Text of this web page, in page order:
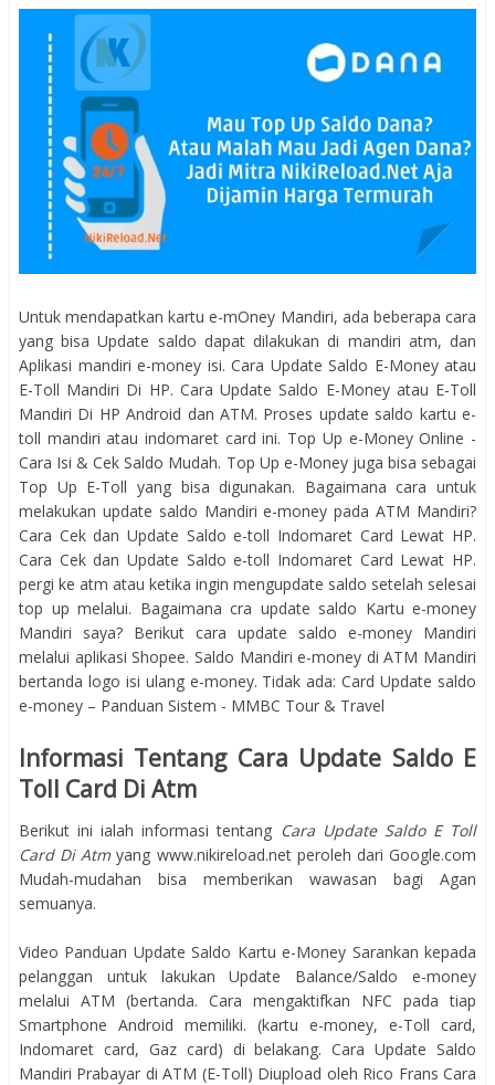
Untuk mendapatkan kartu e-mOney Mandiri, ada beberapa cara
yang bisa Update saldo dapat dilakukan di mandiri atm, dan
Aplikasi mandiri e-money isi. Cara Update Saldo E-Money atau
E-Toll Mandiri Di HP. Cara Update Saldo E-Money atau E-Toll
Mandiri Di HP Android dan ATM. Proses update saldo kartu e-
toll mandiri atau indomaret card ini. Top Up e-Money Online -
Cara Isi & Cek Saldo Mudah. Top Up e-Money juga bisa sebagai
Top Up E-Toll yang bisa digunakan. Bagaimana cara untuk
melakukan update saldo Mandiri e-money pada ATM Mandiri?
Cara Cek dan Update Saldo e-toll Indomaret Card Lewat HP.
Cara Cek dan Update Saldo e-toll Indomaret Card Lewat HP.
pergi ke atm atau ketika ingin mengupdate saldo setelah selesai
top up melalui. Bagaimana cra update saldo Kartu e-money
Mandiri saya? Berikut cara update saldo e-money Mandiri
melalui aplikasi Shopee. Saldo Mandiri e-money di ATM Mandiri
bertanda logo isi ulang e-money. Tidak ada: Card Update saldo
e-money – Panduan Sistem - MMBC Tour & Travel
Informasi Tentang Cara Update Saldo E
Toll Card Di Atm
Berikut ini ialah informasi tentang Cara Update Saldo E Toll
Card Di Atmyang www.nikireload.net peroleh dari Google.com
Mudah-mudahan bisa memberikan wawasan bagi Agan
semuanya.
Video Panduan Update Saldo Kartu e-Money Sarankan kepada
pelanggan untuk lakukan Update Balance/Saldo e-money
melalui ATM (bertanda. Cara mengaktifkan NFC pada tiap
Smartphone Android memiliki. (kartu e-money, e-Toll card,
Indomaret card, Gaz card) di belakang. Cara Update Saldo
Mandiri Prabayar di ATM (E-Toll) Diupload oleh Rico Frans Cara